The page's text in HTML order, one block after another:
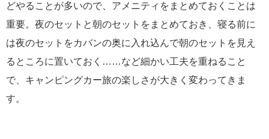
どやることが多いので、アメニティをまとめておくことは
重要。夜のセットと朝のセットをまとめておき、寝る前に
は夜のセットをカバンの奥に入れ込んで朝のセットを見え
るところに置いておく……など細かい工夫を重ねること
で、キャンピングカー旅の楽しさが大きく変わってきま
す。